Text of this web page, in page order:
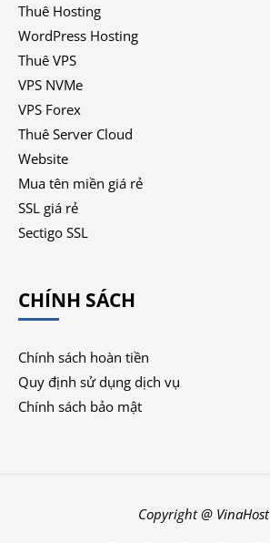
Thuê Hosting
WordPress Hosting
Thuê VPS
VPS NVMe
VPS Forex
Thuê Server Cloud
Website
Mua tên miền giá rẻ
SSL giá rẻ
Sectigo SSL
CHÍNH SÁCH
Chính sách hoàn tiền
Quy định sử dụng dịch vụ
Chính sách bảo mật
Copyright @ VinaHost